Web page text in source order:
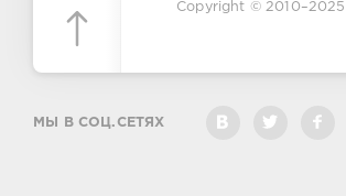
Copyright © 2010–2025
МЫ В СОЦ.СЕТЯХ